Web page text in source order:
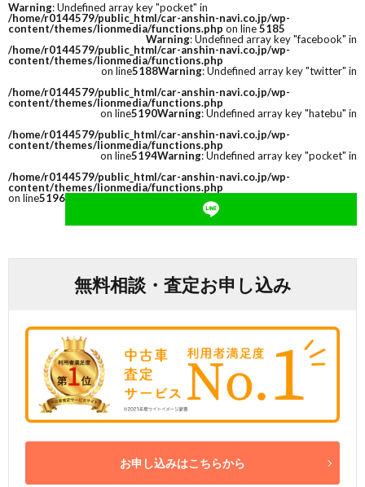
Warning: Undefined array key "pocket" in
/home/r0144579/public_html/car-anshin-navi.co.jp/wp-
content/themes/lionmedia/functions.php on line5185
Warning: Undefined array key "facebook" in
/home/r0144579/public_html/car-anshin-navi.co.jp/wp-
content/themes/lionmedia/functions.php
on line5188Warning: Undefined array key "twitter" in
/home/r0144579/public_html/car-anshin-navi.co.jp/wp-
content/themes/lionmedia/functions.php
on line5190Warning: Undefined array key "hatebu" in
/home/r0144579/public_html/car-anshin-navi.co.jp/wp-
content/themes/lionmedia/functions.php
on line5194Warning: Undefined array key "pocket" in
/home/r0144579/public_html/car-anshin-navi.co.jp/wp-
content/themes/lionmedia/functions.php
on line5196
無料相談・査定お申し込み
お申し込みはこちらから